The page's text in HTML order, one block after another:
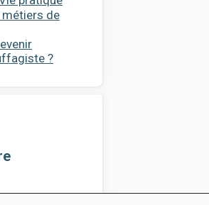
métiers de
?